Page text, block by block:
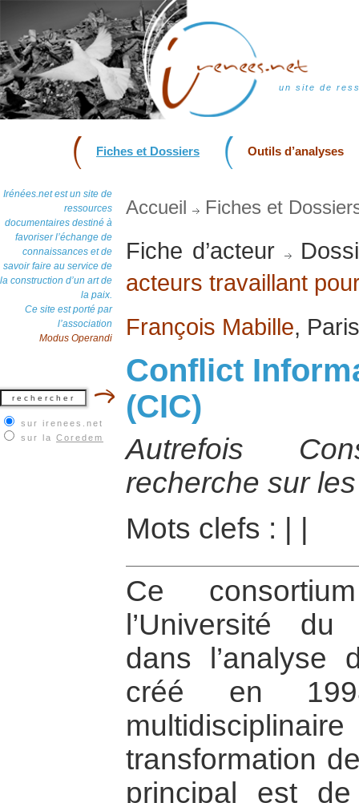
un site de
Fiches et Dossiers Outils d’analyses
Irénées.net est un site de
ressources
documentaires destiné à
favoriser l’échange de
connaissances et de
savoir faire au service de
la construction d’un art de
la paix.
Ce site est porté par
l’association
Modus Operandi
sur irenees.net
sur la Coredem
Accueil Fiches et
Fiche d’acteur
acteurs travaillant
François Mabille,
Conflict
(CIC)
Autrefois
recherche sur
Mots clefs :
Ce
l’Université
dans l’analyse
créé en
transformation
principal est